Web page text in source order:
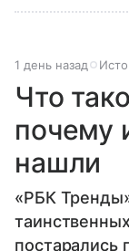
1 день назад
Что
почему
нашли
«РБК
постарались